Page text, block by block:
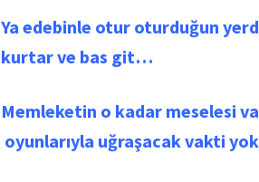
Ya edebinle otur oturduğun
kurtar ve bas git…
Memleketin o kadar meselesi
oyunlarıyla uğraşacak vakti